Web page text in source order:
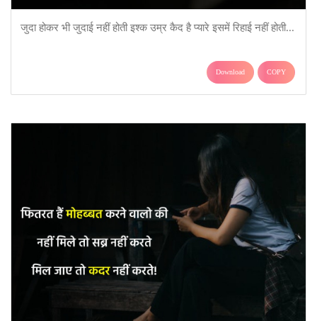
जुदा होकर भी जुदाई नहीं होती इश्क उम्र कैद है प्यारे इसमें रिहाई नहीं होती...
Download COPY